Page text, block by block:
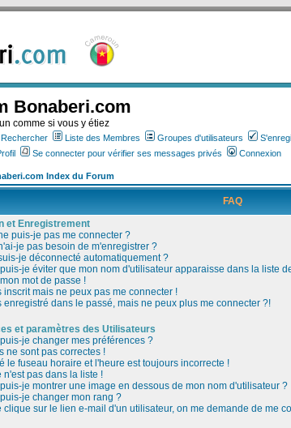
Bonaberi.com
comme si vous y étiez
Rechercher Liste des Membres Groupes d'utilisateurs
Se connecter pour vérifier ses messages privés Connexion
Index du Forum
FAQ
et Enregistrement
puis-je pas me connecter ?
je pas besoin de m'enregistrer ?
je déconnecté automatiquement ?
je éviter que mon nom d'utilisateur apparaisse dans la liste
mot de passe !
inscrit mais ne peux pas me connecter !
enregistré dans le passé, mais ne peux plus me connecter ?!
et paramètres des Utilisateurs
je changer mes préférences ?
ne sont pas correctes !
le fuseau horaire et l'heure est toujours incorrecte !
n'est pas dans la liste !
je montrer une image en dessous de mon nom d'utilisateur ?
je changer mon rang ?
clique sur le lien e-mail d'un utilisateur, on me demande de me